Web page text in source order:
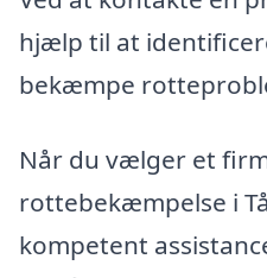
hjælp til at
bekæmpe
Når du vælger et
rottebekæmpelse i
kompetent